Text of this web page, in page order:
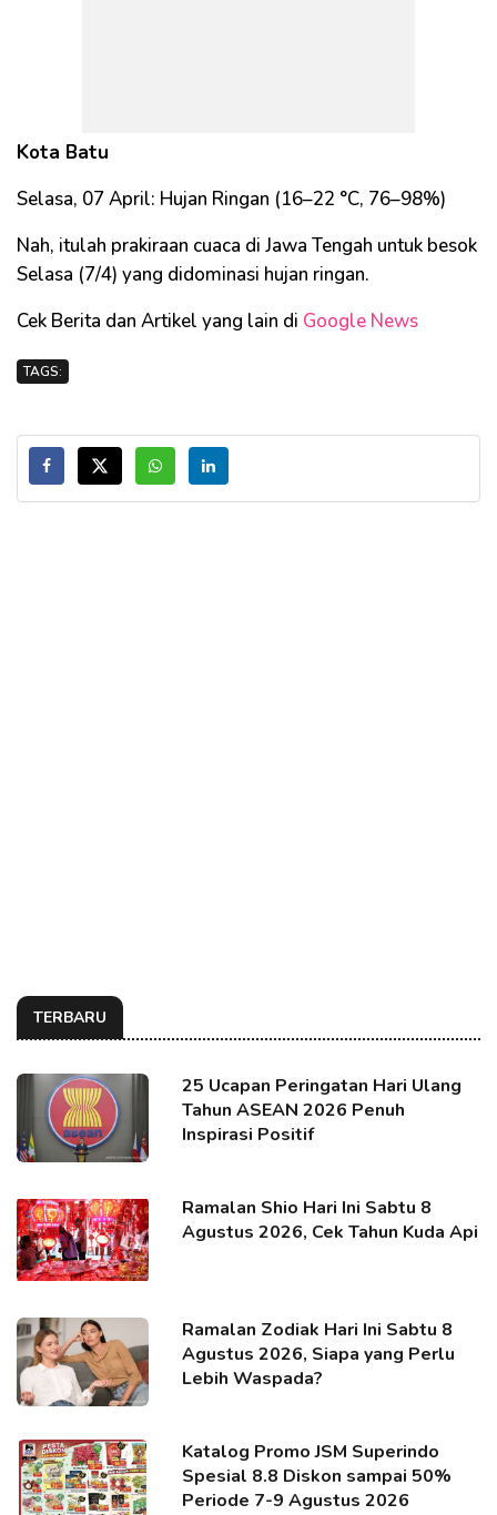
Kota Batu
Selasa, 07 April: Hujan Ringan (16–22 °C, 76–98%)
Nah, itulah prakiraan cuaca di Jawa Tengah untuk besok
Selasa (7/4) yang didominasi hujan ringan.
Cek Berita dan Artikel yang lain di Google News
TAGS:
TERBARU
25 Ucapan Peringatan Hari Ulang
Tahun ASEAN 2026 Penuh
Inspirasi Positif
Ramalan Shio Hari Ini Sabtu 8
Agustus 2026, Cek Tahun Kuda Api
Ramalan Zodiak Hari Ini Sabtu 8
Agustus 2026, Siapa yang Perlu
Lebih Waspada?
Katalog Promo JSM Superindo
Spesial 8.8 Diskon sampai 50%
Periode 7-9 Agustus 2026